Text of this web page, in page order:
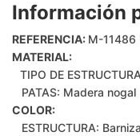
Información
REFERENCIA: M-11486
MATERIAL:
TIPO DE
PATAS: Madera nogal
COLOR:
ESTRUCTURA: